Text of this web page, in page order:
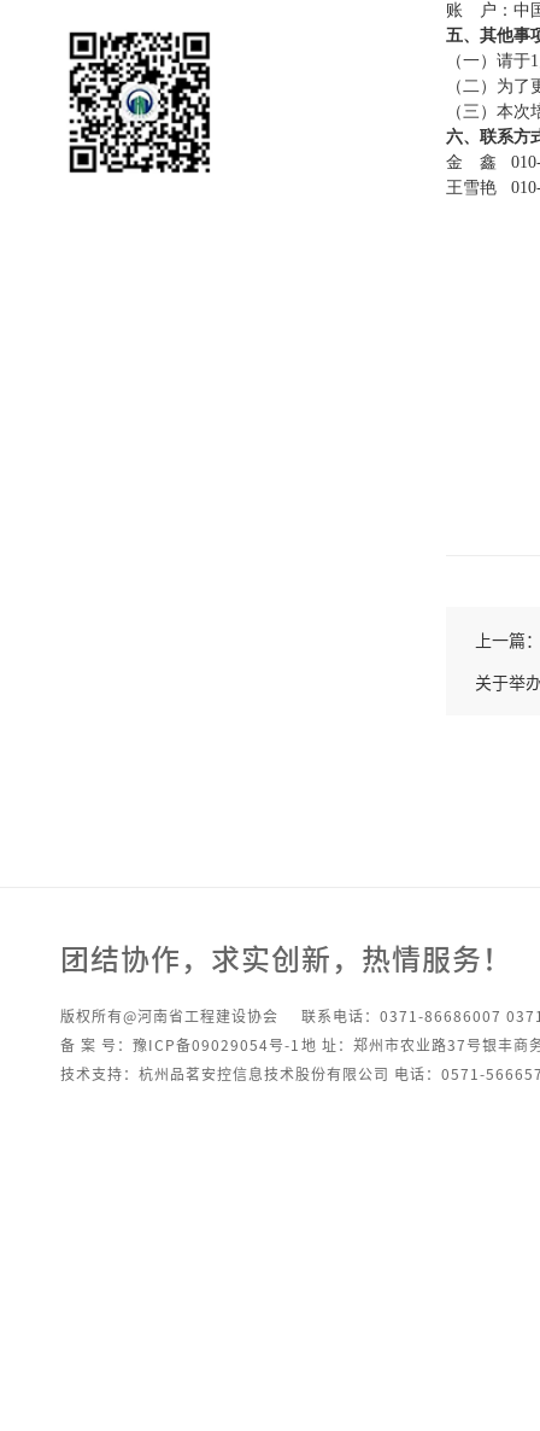
账 户：中
五、其他事
（一）请
（二）为
（三）本
六、联系方
金 鑫 010-
王雪艳 010-
上一篇
关于举
团结协作，求实创新，热情服务！
版权所有@河南省工程建设协会
联系电话：0371-86686007
备 案 号：豫ICP备09029054号-1 地 址：郑州市农业路37号银丰商
技术支持：杭州品茗安控信息技术股份有限公司 电话：0571-